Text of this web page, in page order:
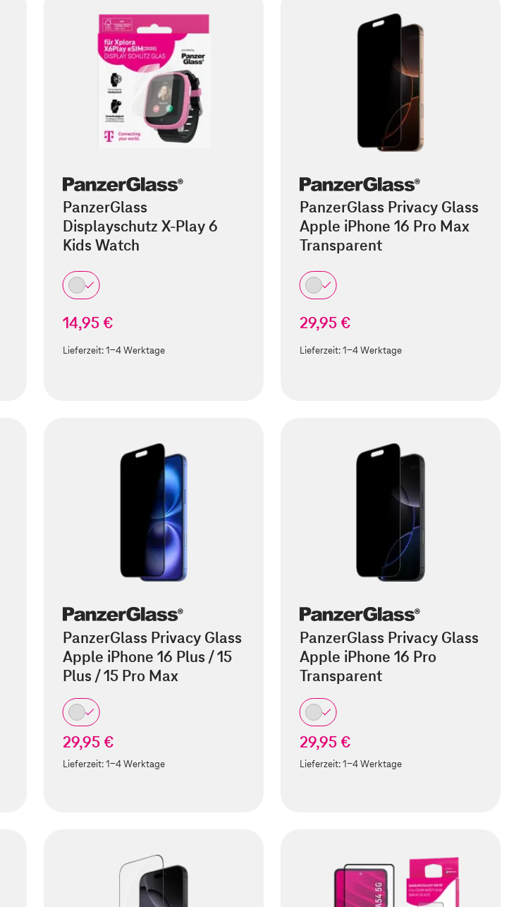
PanzerGlass
Displayschutz X-Play 6
Kids Watch
14,95 €
Lieferzeit:1-4 Werktage
PanzerGlass Privacy Glass
Apple iPhone 16 Pro Max
Transparent
29,95 €
Lieferzeit:1-4 Werktage
PanzerGlass Privacy Glass
Apple iPhone 16 Plus / 15
Plus / 15 Pro Max
29,95 €
Lieferzeit:1-4 Werktage
PanzerGlass Privacy Glass
Apple iPhone 16 Pro
Transparent
29,95 €
Lieferzeit:1-4 Werktage